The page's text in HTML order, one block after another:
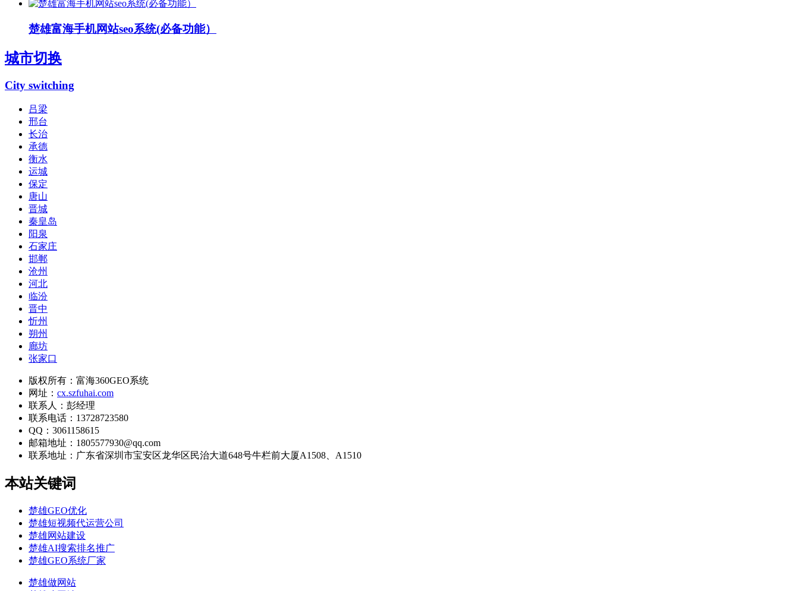
楚雄富海手机网站seo系统(必备功能）
城市切换
City switching
吕梁
邢台
长治
承德
衡水
运城
保定
唐山
晋城
秦皇岛
阳泉
石家庄
邯郸
沧州
河北
临汾
晋中
忻州
朔州
廊坊
张家口
版权所有：富海360GEO系统
网址： cx.szfuhai.com
联系人：彭经理
联系电话：13728723580
QQ：3061158615
邮箱地址：1805577930@qq.com
联系地址： 广东省深圳市宝安区龙华区民治大道648号牛栏前大厦A1508、A1510
本站关键词
楚雄GEO优化
楚雄短视频代运营公司
楚雄网站建设
楚雄AI搜索排名推广
楚雄GEO系统厂家
楚雄做网站